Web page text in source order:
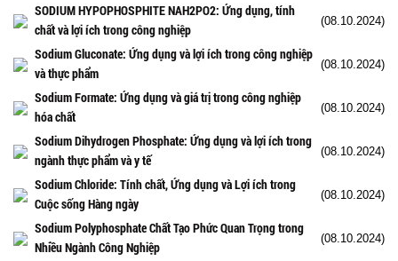
SODIUM HYPOPHOSPHITE NAH2PO2: Ứng dụng, tính
chất và lợi ích trong công nghiệp
(08.10.2024)
Sodium Gluconate: Ứng dụng và lợi ích trong công nghiệp
và thực phẩm
(08.10.2024)
Sodium Formate: Ứng dụng và giá trị trong công nghiệp
hóa chất
(08.10.2024)
Sodium Dihydrogen Phosphate: Ứng dụng và lợi ích trong
ngành thực phẩm và y tế
(08.10.2024)
Sodium Chloride: Tính chất, Ứng dụng và Lợi ích trong
Cuộc sống Hàng ngày
(08.10.2024)
Sodium Polyphosphate Chất Tạo Phức Quan Trọng trong
Nhiều Ngành Công Nghiệp
(08.10.2024)